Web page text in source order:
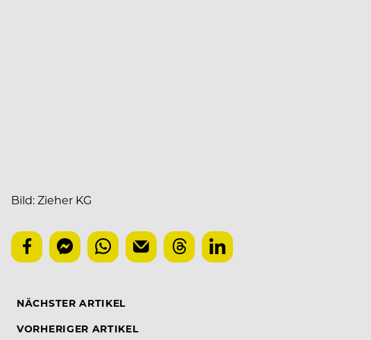
Bild: Zieher KG
NÄCHSTER ARTIKEL
VORHERIGER ARTIKEL